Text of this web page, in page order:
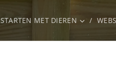
STARTEN MET DIEREN